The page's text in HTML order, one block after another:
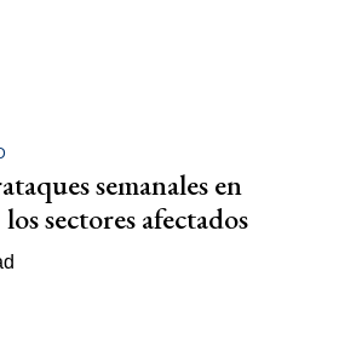
semanales en
sectores afectados